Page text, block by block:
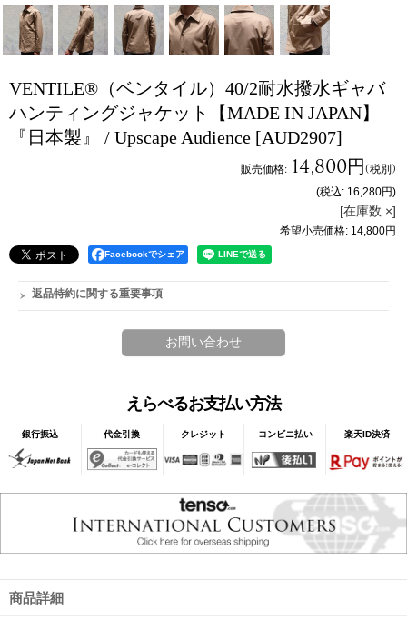
VENTILE®（ベンタイル）40/2耐水撥水ギャバ
ハンティングジャケット【MADE IN JAPAN】
『日本製』 / Upscape Audience [AUD2907]
販売価格: 14,800円(税別)
(税込: 16,280円)
[在庫数 ×]
希望小売価格: 14,800円
Facebookでシェア
返品特約に関する重要事項
えらべるお支払い方法
銀行振込 代金引換 クレジット コンビニ払い 楽天ID決済
商品詳細